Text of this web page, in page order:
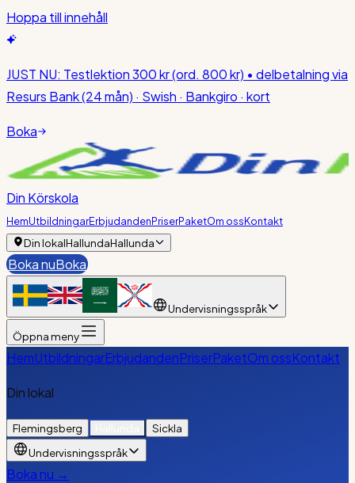
Hoppa till innehåll
JUST NU: Testlektion 300 kr(ord. 800 kr) • delbetalning via
Resurs Bank (24 mån) · Swish · Bankgiro · kort
Boka
Din Körskola
HemUtbildningarErbjudandenPriserPaketOm ossKontakt
Din lokalHallundaHallunda
Boka nuBoka
Undervisningsspråk
Öppna meny
HemUtbildningarErbjudandenPriserPaketOm ossKontakt
Din lokal
Flemingsberg
Sickla
Undervisningsspråk
Boka nu →